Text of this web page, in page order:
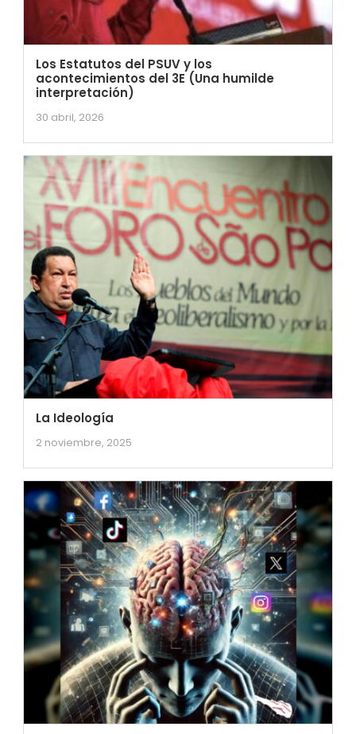
Los Estatutos del PSUV y los
acontecimientos del 3E (Una humilde
interpretación)
30 abril, 2026
La Ideología
2 noviembre, 2025